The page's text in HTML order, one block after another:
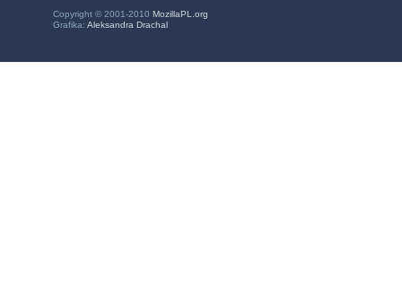
Copyright © 2001-2010 MozillaPL.org
Grafika: Aleksandra Drachal